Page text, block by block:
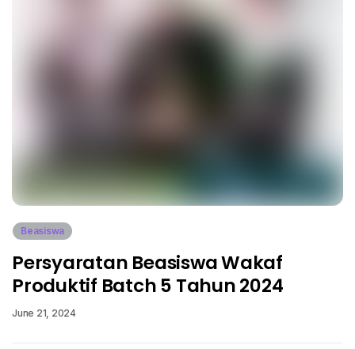
Beasiswa
Persyaratan Beasiswa Wakaf
Produktif Batch 5 Tahun 2024
June 21, 2024